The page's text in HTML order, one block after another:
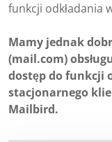
funkcji odkładania
Mamy jednak
(mail.com)
dostęp do funkcji
stacjonarnego
Mailbird.